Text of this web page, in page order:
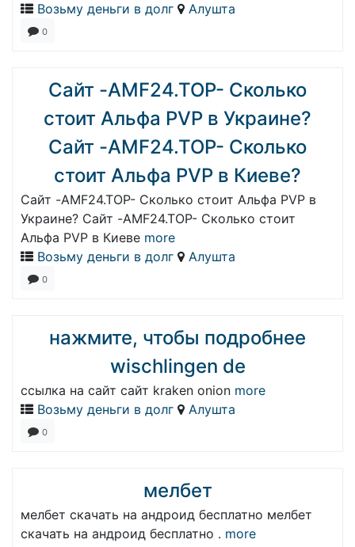
Возьму деньги в долг
Алушта
0
Сайт -AMF24.TOP- Сколько
стоит Альфа PVP в Украине?
Сайт -AMF24.TOP- Сколько
стоит Альфа PVP в Киеве?
Сайт -AMF24.TOP- Сколько стоит Альфа PVP в
Украине? Сайт -AMF24.TOP- Сколько стоит
Альфа PVP в Киеве more
Возьму деньги в долг
Алушта
0
нажмите, чтобы подробнее
wischlingen de
ссылка на сайт сайт kraken onion more
Возьму деньги в долг
Алушта
0
мелбет
мелбет скачать на андроид бесплатно мелбет
скачать на андроид бесплатно . more